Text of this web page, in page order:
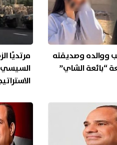
ووالده وصديقته
“بائعة الشاي”
مرتديًا
السيسي